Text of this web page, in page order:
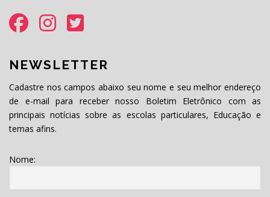
NEWSLETTER
Cadastre nos campos abaixo seu nome e seu melhor endereço
de e-mail para receber nosso Boletim Eletrônico com as
principais notícias sobre as escolas particulares, Educação e
temas afins.
Nome: